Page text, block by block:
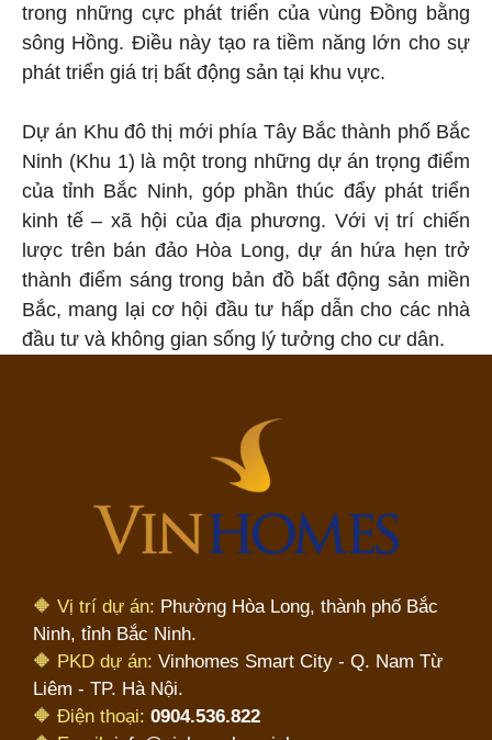
trong những cực phát triển của vùng Đồng bằng
sông Hồng. Điều này tạo ra tiềm năng lớn cho sự
phát triển giá trị bất động sản tại khu vực.
Dự án Khu đô thị mới phía Tây Bắc thành phố Bắc
Ninh (Khu 1) là một trong những dự án trọng điểm
của tỉnh Bắc Ninh, góp phần thúc đẩy phát triển
kinh tế – xã hội của địa phương. Với vị trí chiến
lược trên bán đảo Hòa Long, dự án hứa hẹn trở
thành điểm sáng trong bản đồ bất động sản miền
Bắc, mang lại cơ hội đầu tư hấp dẫn cho các nhà
đầu tư và không gian sống lý tưởng cho cư dân.
🔶 Vị trí dự án: Phường Hòa Long, thành phố Bắc
Ninh, tỉnh Bắc Ninh.
🔶 PKD dự án: Vinhomes Smart City - Q. Nam Từ
Liêm - TP. Hà Nội.
🔶 Điện thoại: 0904.536.822